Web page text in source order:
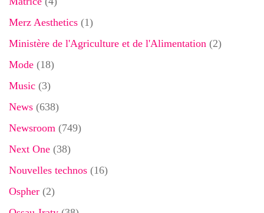
Merz Aesthetics (1)
Ministère de l'Agriculture et de l'Alimentation (2)
Mode (18)
Music (3)
News (638)
Newsroom (749)
Next One (38)
Nouvelles technos (16)
Ospher (2)